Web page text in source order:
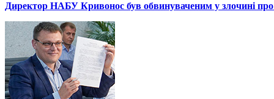
Директор НАБУ Кривонос був обвинуваченим у злочині про